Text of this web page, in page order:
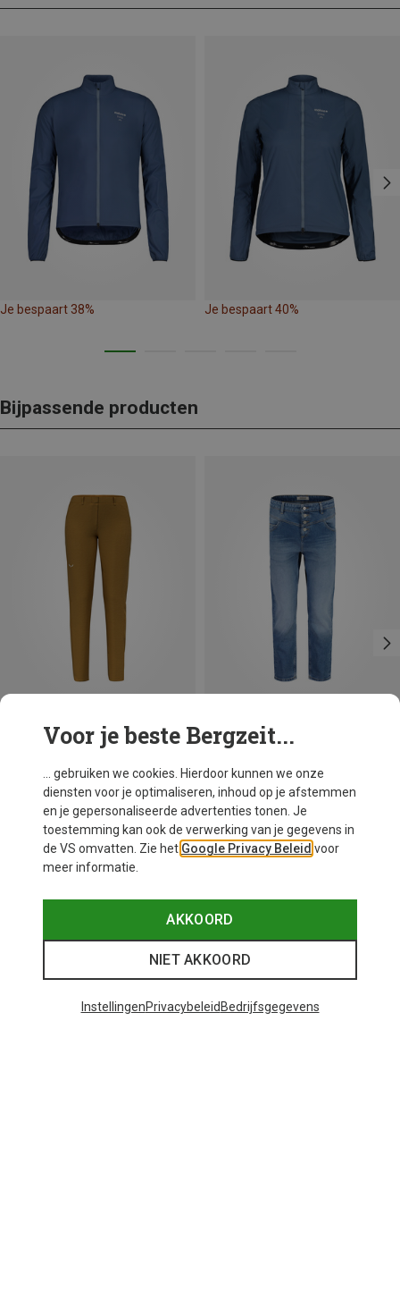
Je bespaart 38% Je bespaart 40%
Bijpassende producten
Je bespaart 54% Je bespaart 16%
Voor je beste Bergzeit...
... gebruiken we cookies. Hierdoor kunnen we onze
diensten voor je optimaliseren, inhoud op je afstemmen
en je gepersonaliseerde advertenties tonen. Je
toestemming kan ook de verwerking van je gegevens in
de VS omvatten. Zie het Google Privacy Beleid voor
meer informatie.
AKKOORD
NIET AKKOORD
InstellingenPrivacybeleid Bedrijfsgegevens